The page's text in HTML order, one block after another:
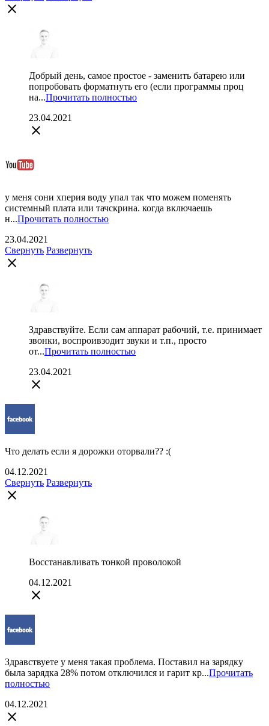
close
Добрый день, самое простое - заменить батарею или
попробовать форматнуть его (если программы проц
на...Прочитать полностью
23.04.2021
close
у меня сони хперия воду упал так что можем поменять
системный плата или тачскрина. когда включаешь
н...Прочитать полностью
23.04.2021
Свернуть Развернуть
close
Здравствуйте. Если сам аппарат рабочий, т.е. принимает
звонки, воспроивзодит звуки и т.п., просто
от...Прочитать полностью
23.04.2021
close
Что делать если я дорожки оторвали?? :(
04.12.2021
Свернуть Развернуть
close
Восстанавливать тонкой проволокой
04.12.2021
close
Здравствуете у меня такая проблема. Поставил на зарядку
была зарядка 28% потом отключился и гарит кр...Прочитать
полностью
04.12.2021
close